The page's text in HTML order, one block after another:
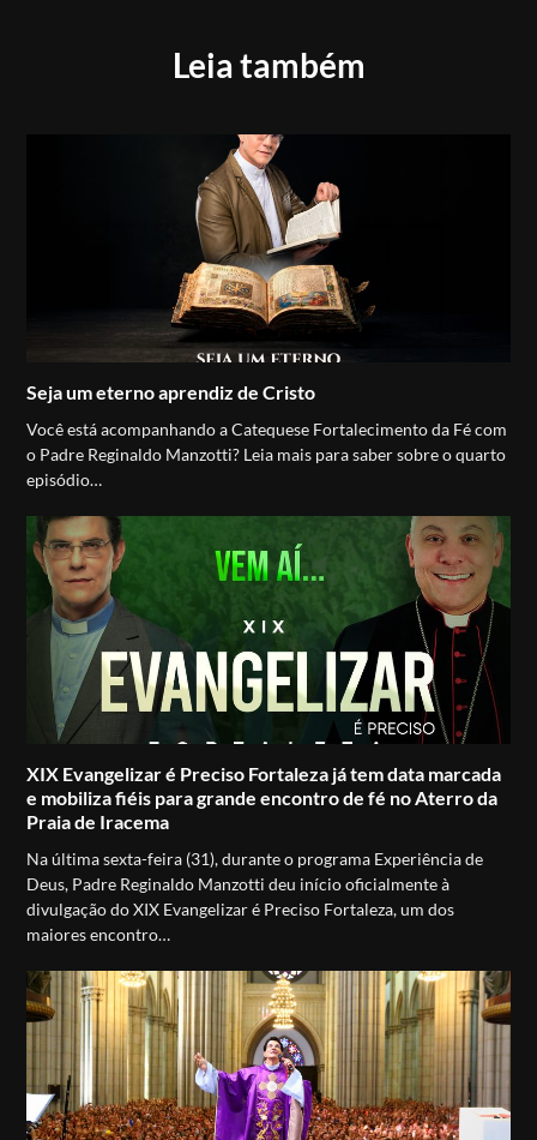
Leia também
Seja um eterno aprendiz de Cristo
Você está acompanhando a Catequese Fortalecimento da Fé com
o Padre Reginaldo Manzotti? Leia mais para saber sobre o quarto
episódio…
XIX Evangelizar é Preciso Fortaleza já tem data marcada
e mobiliza fiéis para grande encontro de fé no Aterro da
Praia de Iracema
Na última sexta-feira (31), durante o programa Experiência de
Deus, Padre Reginaldo Manzotti deu início oficialmente à
divulgação do XIX Evangelizar é Preciso Fortaleza, um dos
maiores encontro…